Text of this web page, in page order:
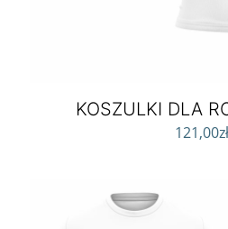
KOSZULKI DLA
121,00zł